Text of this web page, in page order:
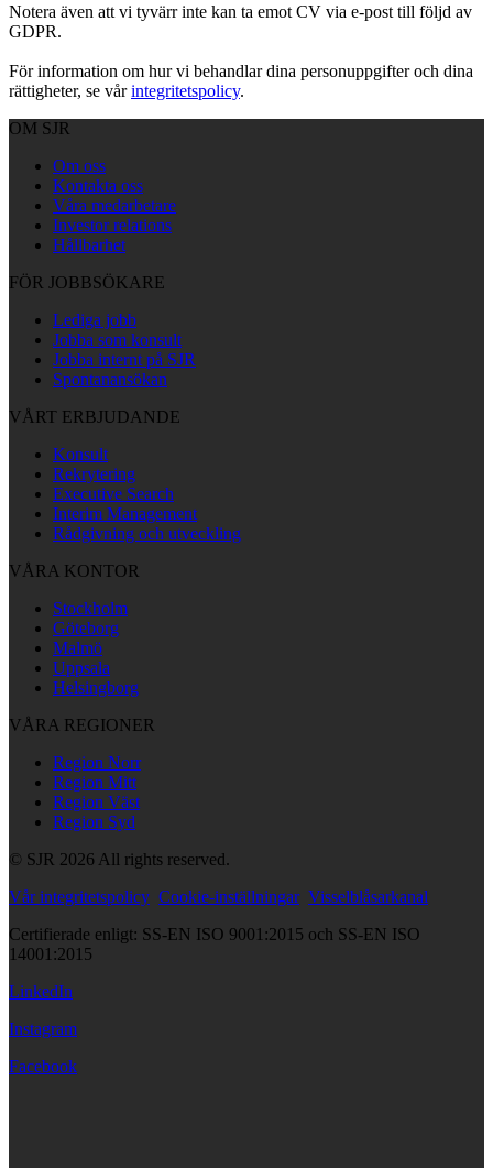
Notera även att vi tyvärr inte kan ta emot CV via e-post till följd av
GDPR.
För information om hur vi behandlar dina personuppgifter och dina
rättigheter, se vårintegritetspolicy.
OM SJR
Om oss
Kontakta oss
Våra medarbetare
Investor relations
Hållbarhet
FÖR JOBBSÖKARE
Lediga jobb
Jobba som konsult
Jobba internt på SJR
Spontanansökan
VÅRT ERBJUDANDE
Konsult
Rekrytering
Executive Search
Interim Management
Rådgivning och utveckling
VÅRA KONTOR
Stockholm
Göteborg
Malmö
Uppsala
Helsingborg
VÅRA REGIONER
Region Norr
Region Mitt
Region Väst
Region Syd
© SJR 2026 All rights reserved.
Vår integritetspolicy Cookie-inställningar Visselblåsarkanal
Certifierade enligt: SS-EN ISO 9001:2015 och SS-EN ISO
14001:2015
LinkedIn
Instagram
Facebook